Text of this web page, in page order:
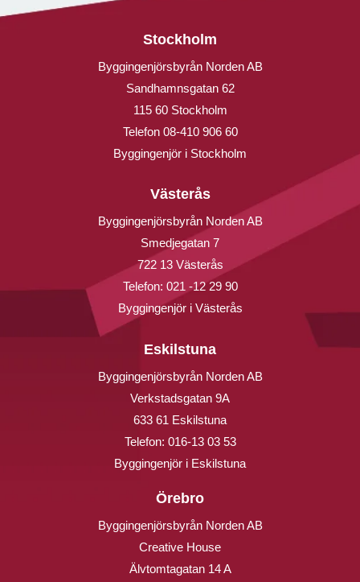
Stockholm
Byggingenjörsbyrån Norden AB
Sandhamnsgatan 62
115 60 Stockholm
Telefon 08-410 906 60
Byggingenjör i Stockholm
Västerås
Byggingenjörsbyrån Norden AB
Smedjegatan 7
722 13 Västerås
Telefon: 021 -12 29 90
Byggingenjör i Västerås
Eskilstuna
Byggingenjörsbyrån Norden AB
Verkstadsgatan 9A
633 61 Eskilstuna
Telefon: 016-13 03 53
Byggingenjör i Eskilstuna
Örebro
Byggingenjörsbyrån Norden AB
Creative House
Älvtomtagatan 14 A